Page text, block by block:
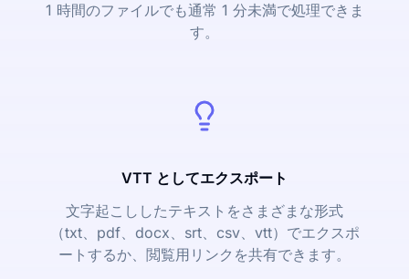
1 時間のファイルでも通常 1 分未満で処理できま
す。
VTT としてエクスポート
文字起こししたテキストをさまざまな形式
（txt、pdf、docx、srt、csv、vtt）でエクスポ
ートするか、閲覧用リンクを共有できます。